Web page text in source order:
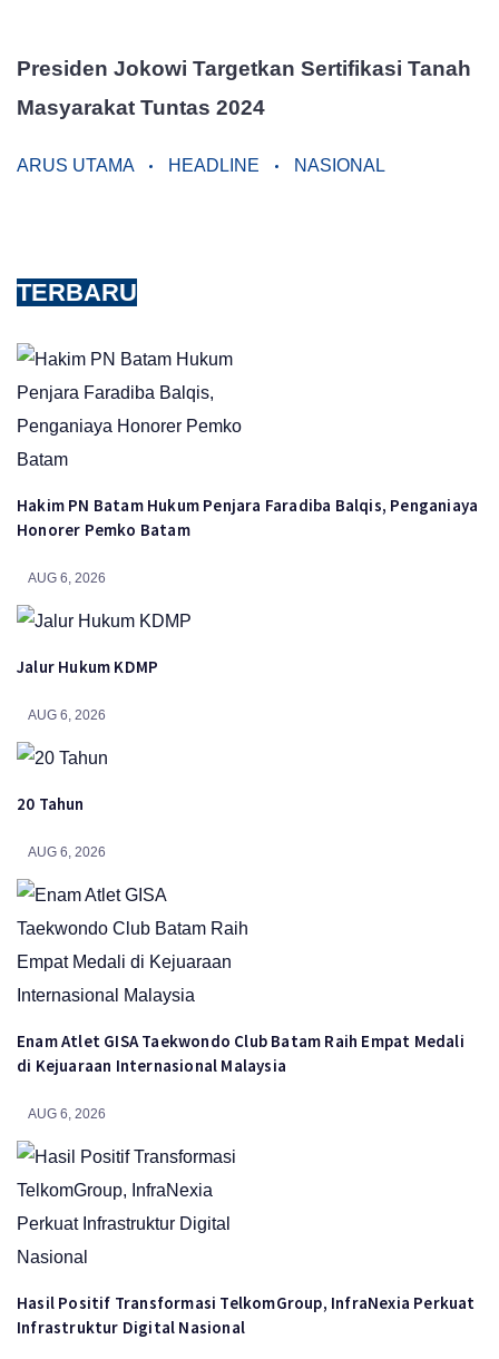
Presiden Jokowi Targetkan Sertifikasi Tanah
Masyarakat Tuntas 2024
ARUS UTAMA HEADLINE NASIONAL
TERBARU
Hakim PN Batam Hukum Penjara Faradiba Balqis, Penganiaya
Honorer Pemko Batam
AUG 6, 2026
Jalur Hukum KDMP
AUG 6, 2026
20 Tahun
AUG 6, 2026
Enam Atlet GISA Taekwondo Club Batam Raih Empat Medali
di Kejuaraan Internasional Malaysia
AUG 6, 2026
Hasil Positif Transformasi TelkomGroup, InfraNexia Perkuat
Infrastruktur Digital Nasional